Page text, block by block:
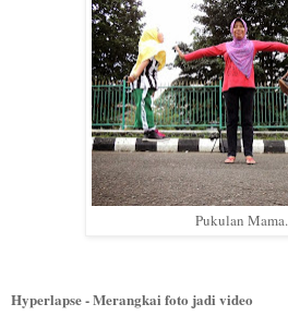
Pukulan
Hyperlapse - Merangkai foto jadi video